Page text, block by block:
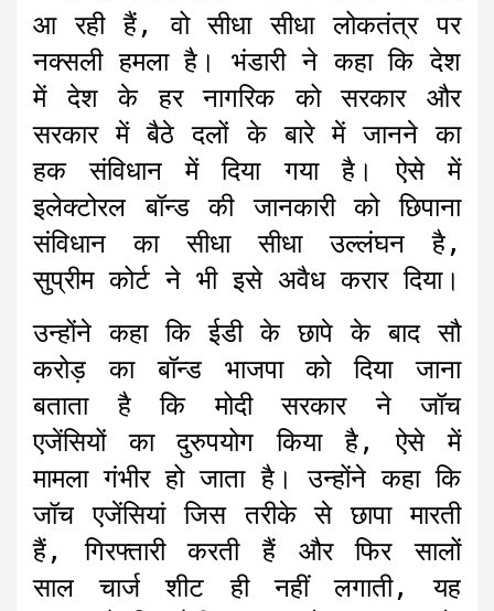
आ रही हैं, वो सीधा सीधा लोकतंत्र पर
नक्सली हमला है। भंडारी ने कहा कि देश
में देश के हर नागरिक को सरकार और
सरकार में बैठे दलों के बारे में जानने का
हक संविधान में दिया गया है। ऐसे में
इलेक्टोरल बॉन्ड की जानकारी को छिपाना
संविधान का सीधा सीधा उल्लंघन है,
सुप्रीम कोर्ट ने भी इसे अवैध करार दिया।
उन्होंने कहा कि ईडी के छापे के बाद सौ
करोड़ का बॉन्ड भाजपा को दिया जाना
बताता है कि मोदी सरकार ने जॉच
एजेंसियों का दुरुपयोग किया है, ऐसे में
मामला गंभीर हो जाता है। उन्होंने कहा कि
जॉच एजेंसियां जिस तरीके से छापा मारती
हैं, गिरफ्तारी करती हैं और फिर सालों
साल चार्ज शीट ही नहीं लगाती, यह